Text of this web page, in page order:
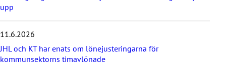
s
e
n
y
h
e
upp
11.6.2026
JHL och KT har enats om lönejusteringarna för
kommunsektorns timavlönade